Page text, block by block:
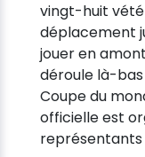
vingt-huit
déplacement
jouer en
déroule là-bas
Coupe du
officielle est
représentants